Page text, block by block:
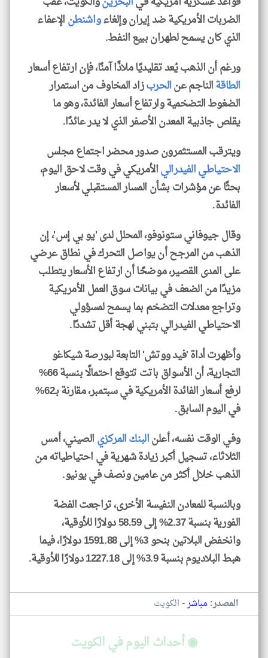
الضربات الأمريكية ضد إيران وإلغاءواشنطنالإعفاء
الذي كان يسمح لطهران ببيع النفط.
ورغم أن الذهب يُعد تقليديًا ملاذًا آمنًا، فإن ارتفاع أسعار
الطاقةالناجم عنالحربزاد المخاوف من استمرار
الضغوط التضخمية وارتفاع أسعار الفائدة، وهو ما
يقلص جاذبية المعدن الأصفر الذي لا يدر عائدًا.
ويترقب المستثمرون صدور محضر اجتماع مجلس
الاحتياطي الفيدراليالأمريكي في وقت لاحق اليوم،
بحثًا عن مؤشرات بشأن المسار المستقبلي لأسعار
الفائدة.
وقال جيوفاني ستونوفو، المحلل لدى 'يو بي إس'، إن
الذهب من المرجح أن يواصل التحرك في نطاق عرضي
على المدى القصير، موضحًا أن ارتفاع الأسعار يتطلب
مزيدًا من الضعف في بيانات سوق العمل الأمريكية
وتراجع معدلات التضخم بما يسمح لمسؤولي
الاحتياطي الفيدرالي بتبني لهجة أقل تشددًا.
وأظهرت أداة 'فيد ووتش' التابعة لبورصة شيكاغو
التجارية، أن الأسواق باتت تتوقع احتمالًا بنسبة 66%
لرفع أسعار الفائدة الأمريكية في سبتمبر، مقارنة بـ62%
في اليوم السابق.
وفي الوقت نفسه، أعلنالبنك المركزيالصيني، أمس
الثلاثاء، تسجيل أكبر زيادة شهرية في احتياطياته من
الذهب خلال أكثر من عامين ونصف في يونيو.
وبالنسبة للمعادن النفيسة الأخرى، تراجعت الفضة
الفورية بنسبة 2.37% إلى 58.59 دولارًا للأوقية،
وانخفض البلاتين بنحو 3% إلى 1591.88 دولارًا، فيما
هبط البلاديوم بنسبة 3.9% إلى 1227.18 دولارًا للأوقية.
المصدر: مباشر-الكويت
◉ أحداث اليوم في الكويت